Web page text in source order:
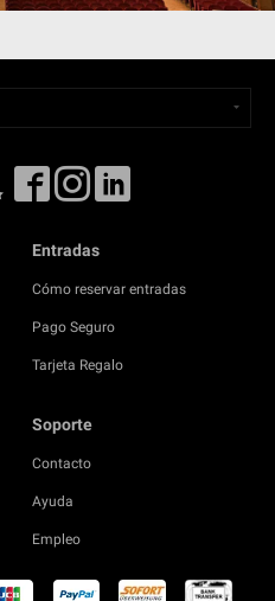
Entradas
Cómo reservar entradas
Pago Seguro
Tarjeta Regalo
Soporte
Contacto
Ayuda
Empleo